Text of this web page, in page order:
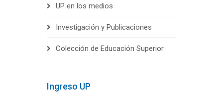
UP en los medios
Investigación y Publicaciones
Colección de Educación Superior
Ingreso UP